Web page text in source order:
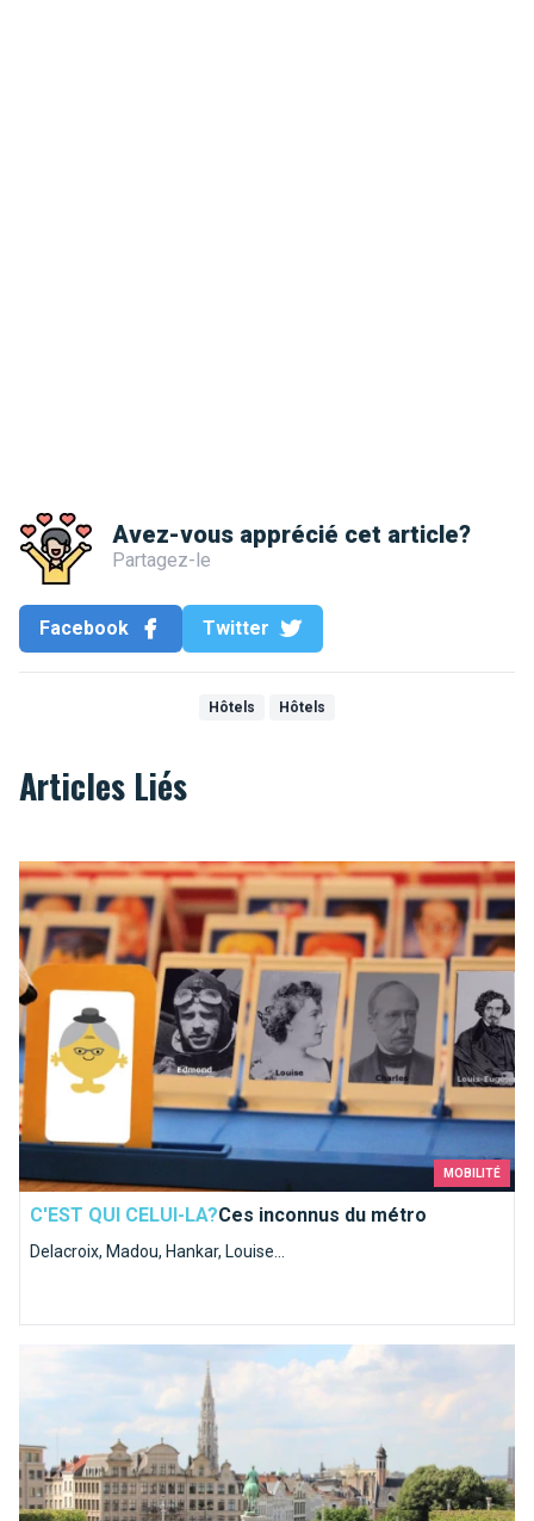
Avez-vous apprécié cet article?
Partagez-le
Facebook Twitter
Hôtels Hôtels
Articles Liés
MOBILITÉ
C'EST QUI CELUI-LA?Ces inconnus du métro
Delacroix, Madou, Hankar, Louise...
Ces inconnus du métro
Week-end haut de gamme à Bruxelles : hôtels de luxe,